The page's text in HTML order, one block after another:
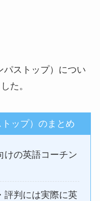
パストップ）につい
た。
ップ）のまとめ
けの英語コーチン
評判には実際に英